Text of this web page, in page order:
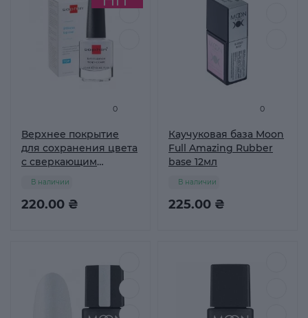
0
Верхнее покрытие
для сохранения цвета
с сверкающим
220.00 ₴
В наличии
0
Каучуковая база Moon
Full Amazing Rubber
base 12мл
225.00 ₴
В наличии